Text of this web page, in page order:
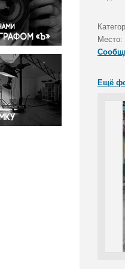
и конфликты
бизнес
Место:
Ещё